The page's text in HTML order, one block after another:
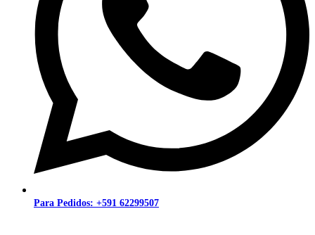
Para Pedidos: +591 62299507